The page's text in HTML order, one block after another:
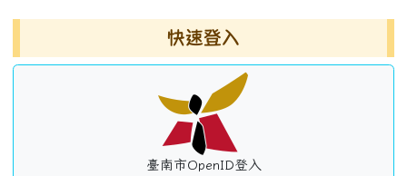
快速登入
臺南市OpenID登入